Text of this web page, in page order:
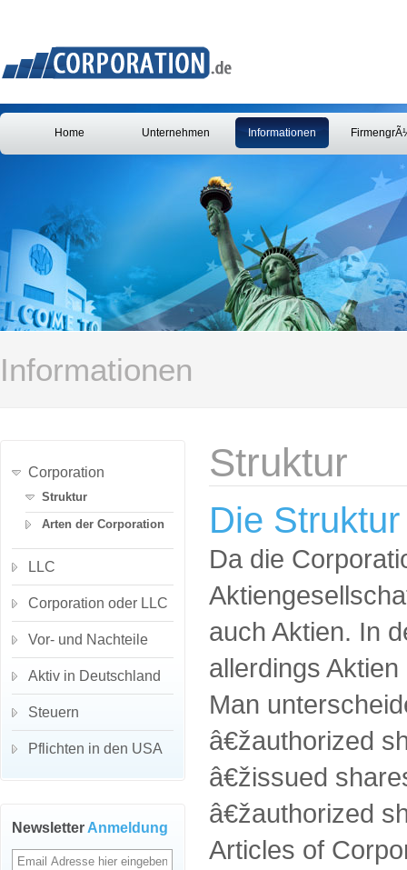
Home Unternehmen Informationen
Informationen
Struktur
Die
Da die
auch Aktien. In
allerdings
Man
â€žauthorized
â€žissued
â€žauthorized
Articles of
Corporation
Struktur
Arten der Corporation
LLC
Corporation oder LLC
Vor- und Nachteile
Aktiv in Deutschland
Steuern
Pflichten in den USA
Newsletter Anmeldung